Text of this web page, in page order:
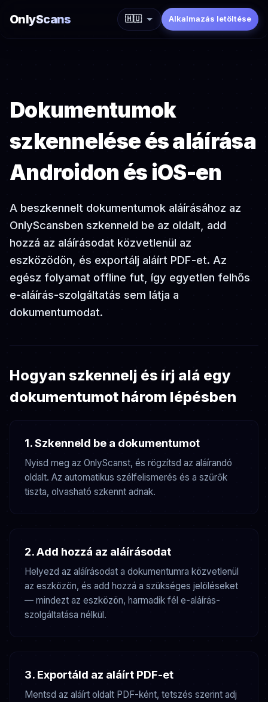
OnlyScans 🇭🇺 Alkalmazás letöltése
Dokumentumok
szkennelése és aláírása
Androidon és iOS-en
A beszkennelt dokumentumok aláírásához az
OnlyScansben szkenneld be az oldalt, add
hozzá az aláírásodat közvetlenül az
eszközödön, és exportálj aláírt PDF-et. Az
egész folyamat offline fut, így egyetlen felhős
e-aláírás-szolgáltatás sem látja a
dokumentumodat.
Hogyan szkennelj és írj alá egy
dokumentumot három lépésben
1. Szkenneld be a dokumentumot
Nyisd meg az OnlyScanst, és rögzítsd az aláírandó
oldalt. Az automatikus szélfelismerés és a szűrők
tiszta, olvasható szkennt adnak.
2. Add hozzá az aláírásodat
Helyezd az aláírásodat a dokumentumra közvetlenül
az eszközön, és add hozzá a szükséges jelöléseket
— mindezt az eszközön, harmadik fél e-aláírás-
szolgáltatása nélkül.
3. Exportáld az aláírt PDF-et
Mentsd az aláírt oldalt PDF-ként, tetszés szerint adj